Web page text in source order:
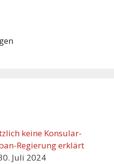
keine Konsular-
Regierung erklärt
Juli 2024